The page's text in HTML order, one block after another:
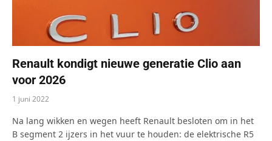
Renault kondigt nieuwe generatie Clio aan
voor 2026
1 juni 2022
Na lang wikken en wegen heeft Renault besloten om in het
B segment 2 ijzers in het vuur te houden: de elektrische R5